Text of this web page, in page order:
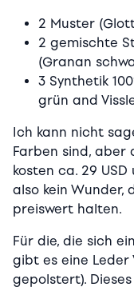
2 Muster
2 gemischte
(Granan
3 Synthetik
grün and
Ich kann nicht
Farben sind, aber
kosten ca. 29
also kein Wunder,
preiswert halten.
Für die, die sich
gibt es eine Leder
gepolstert).